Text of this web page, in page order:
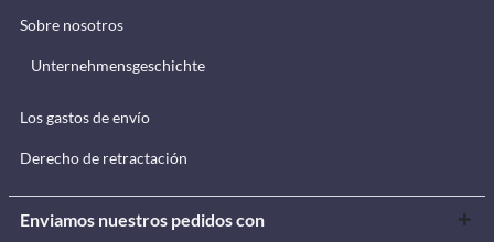
Sobre nosotros
Unternehmensgeschichte
Los gastos de envío
Derecho de retractación
Enviamos nuestros pedidos con